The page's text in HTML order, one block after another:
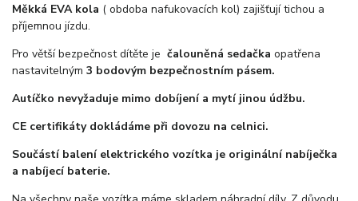
Měkká EVA kola ( obdoba nafukovacích kol) zajišťují tichou a
příjemnou jízdu.
Pro větší bezpečnost dítěte je čalouněná sedačka opatřena
nastavitelným 3 bodovým bezpečnostním pásem.
Autíčko nevyžaduje mimo dobíjení a mytí jinou údžbu.
CE certifikáty dokládáme při dovozu na celnici.
Součástí balení elektrického vozítka je originální nabíječka
a nabíjecí baterie.